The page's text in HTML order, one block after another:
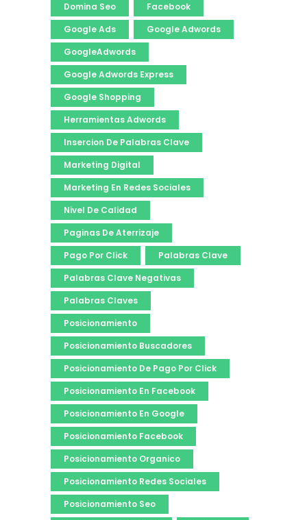
Domina Seo
Facebook
Google Ads
Google Adwords
GoogleAdwords
Google Adwords Express
Google Shopping
Herramientas Adwords
Insercion De Palabras Clave
Marketing Digital
Marketing En Redes Sociales
Nivel De Calidad
Paginas De Aterrizaje
Pago Por Click
Palabras Clave
Palabras Clave Negativas
Palabras Claves
Posicionamiento
Posicionamiento Buscadores
Posicionamiento De Pago Por Click
Posicionamiento En Facebook
Posicionamiento En Google
Posicionamiento Facebook
Posicionamiento Organico
Posicionamiento Redes Sociales
Posicionamiento Seo